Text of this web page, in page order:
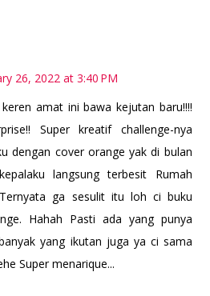
26, 2022 at 3:40 PM
amat ini bawa kejutan baru!!!!
Super kreatif challenge-nya
dengan cover orange yak di bulan
langsung terbesit Rumah
ga sesulit itu loh ci buku
Hahah Pasti ada yang punya
yang ikutan juga ya ci sama
Super menarique...